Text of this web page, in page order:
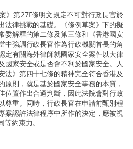
第27F條明文規定不可對行政長官於
法律挑戰的基礎。《條例草案》下的擬
委解釋的第二條及第三條和《香港國安
中強調行政長官作為行政機關首長的角
定有關海外律師就國家安全案件以大律
國家安全或是否會不利於國家安全。人
法》第四十七條的精神完全符合香港及
原則，就是基於國家安全事務的本質，
位置作出合適判斷，因此法院會對行政
尊重。同時，行政長官在申請前甄別程
案認許法律程序中所作的決定，應被視
約束力。